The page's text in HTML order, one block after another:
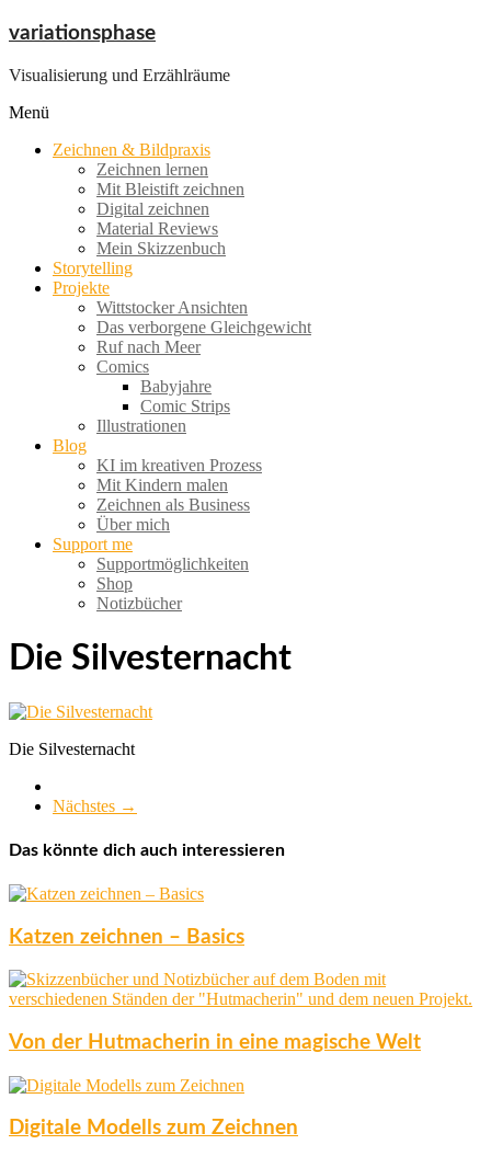
Zum
springen
variationsphase
Visualisierung und Erzählräume
Menü
Zeichnen & Bildpraxis
Zeichnen lernen
Mit Bleistift zeichnen
Digital zeichnen
Material Reviews
Mein Skizzenbuch
Storytelling
Projekte
Wittstocker Ansichten
Das verborgene Gleichgewicht
Ruf nach Meer
Comics
Babyjahre
Comic Strips
Illustrationen
Blog
KI im kreativen Prozess
Mit Kindern malen
Zeichnen als Business
Über mich
Support me
Supportmöglichkeiten
Shop
Notizbücher
Die Silvesternacht
Die Silvesternacht
Nächstes →
Das könnte dich auch interessieren
Katzen zeichnen – Basics
Von der Hutmacherin in eine magische Welt
Digitale Modells zum Zeichnen